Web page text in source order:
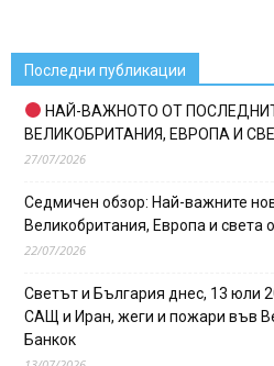
Последни публикации
НАЙ-ВАЖНОТО ОТ
ВЕЛИКОБРИТАНИЯ, ЕВРОПА И
27/07/2026
Седмичен обзор: Най-важните
Великобритания, Европа и света
22/07/2026
Светът и България днес, 13 юли
САЩ и Иран, жеги и пожари във
Банкок